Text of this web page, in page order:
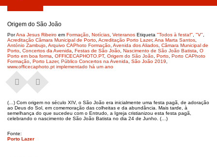
Origem do São João
PorAna Jesus Ribeiro em Formação Notícias Veteranos Etiqueta "Todos à festa!" "V"
Acreditação Câmara Municipal de Porto Acreditação Porto Lazer, Ana Marta Santos
António Zambujo Arquivo CAPhoto Formação Avenida dos Aliados Câmara Municipal de
Porto Concertos da Avenida Festas de São João Nascimento de São João Batista
O
Porto em boa forma
OFFICECAPHOTO.PT, Origem do São João Porto Porto CAPhoto
Formação Porto Lazer, Público Concertos na Avenida São João 2019
www.officecaphoto.pt implementado há um ano
(…) Com origem no século XIV, o São João era inicialmente uma festa pagã, de adoração
ao Deus do Sol, em comemoração das colheitas e da abundância. Mais tarde, à
semelhança do que sucedeu com o Entrudo, a Igreja cristianizou esta festa pagã,
celebrando o nascimento de São João Batista no dia 24 de Junho. (…)
Fonte:
Porto Lazer